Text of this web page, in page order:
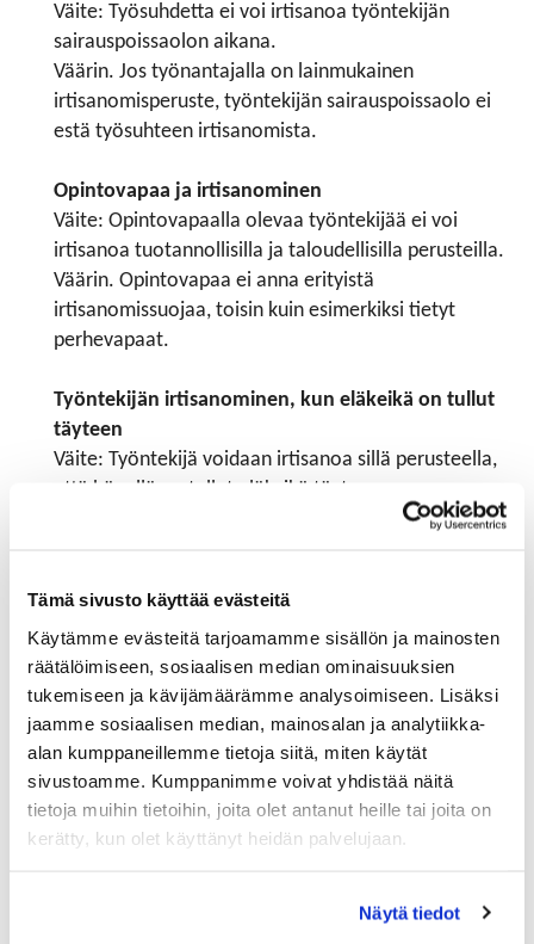
Tämä sivusto käyttää evästeitä
Käytämme evästeitä tarjoamamme sisällön ja mainosten
räätälöimiseen, sosiaalisen median ominaisuuksien
tukemiseen ja kävijämäärämme analysoimiseen. Lisäksi
jaamme sosiaalisen median, mainosalan ja analytiikka-
alan kumppaneillemme tietoja siitä, miten käytät
sivustoamme. Kumppanimme voivat yhdistää näitä
tietoja muihin tietoihin, joita olet antanut heille tai joita on
kerätty, kun olet käyttänyt heidän palvelujaan.
Näytä tiedot
Väite: Työsuhdetta ei voi irtisanoa työntekijän
sairauspoissaolon aikana.
Väärin. Jos työnantajalla on lainmukainen
irtisanomisperuste, työntekijän sairauspoissaolo ei
estä työsuhteen irtisanomista.
Opintovapaa ja irtisanominen
Väite: Opintovapaalla olevaa työntekijää ei voi
irtisanoa tuotannollisilla ja taloudellisilla perusteilla.
Väärin. Opintovapaa ei anna erityistä
irtisanomissuojaa, toisin kuin esimerkiksi tietyt
perhevapaat.
Työntekijän irtisanominen, kun eläkeikä on tullut
täyteen
Väite: Työntekijä voidaan irtisanoa sillä perusteella,
että hänellä on tullut eläkeikä täyteen.
Väärin. Työnantaja ei voi irtisanoa työntekijän
vaiheessa hän haluaa irtisanoutua jäädäkseen
eläkkeelle. Jos työntekijä irtisanotaan hänen ikänsä
perusteella, työnantaja saattaa syyllistyä kiellettyyn
syrjintään. Vasta työntekijän täytettyä
työsopimuslain mukaisen eroamisiän työsuhde
päättyy ilman irtisanomista. Eroamisikä on vuonna
1957 ja sitä ennen syntyneillä 68 vuotta, vuosina
1958–1961 syntyneillä 69 vuotta ja vuonna 1962 ja
sen jälkeen syntyneillä 70 vuotta.
Määräaikaisen työsopimuksen irtisanominen